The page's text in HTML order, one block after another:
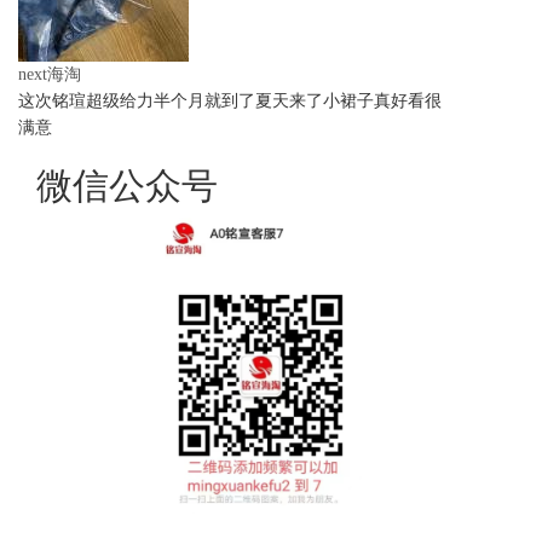
next海淘
这次铭瑄超级给力半个月就到了夏天来了小裙子真好看很
满意
微信公众号